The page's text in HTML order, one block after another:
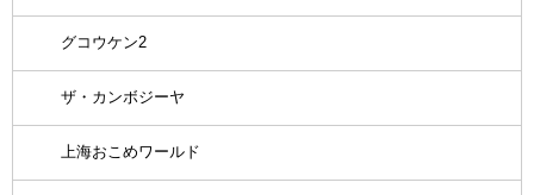
グコウケン2
ザ・カンボジーヤ
上海おこめワールド